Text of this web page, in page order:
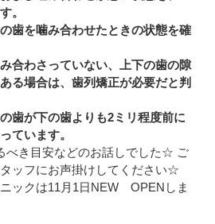
。
歯を噛み合わせたときの状態を確
合わさっていない、上下の歯の隙
る場合は、歯列矯正が必要だと判
歯が下の歯よりも2ミリ程度前に
ています。
べき目安などのお話しでした☆ ご
ッフにお声掛けしてください☆
ックは11 月 1日NEW
OPENしま